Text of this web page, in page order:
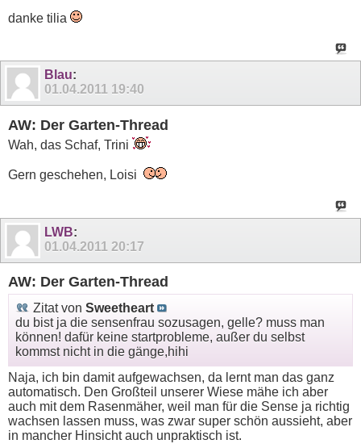
danke tilia
Blau:
01.04.2011 19:40
AW: Der Garten-Thread
Wah, das Schaf, Trini
Gern geschehen, Loisi
LWB:
01.04.2011 20:17
AW: Der Garten-Thread
Zitat von Sweetheart
du bist ja die sensenfrau sozusagen, gelle? muss man
können! dafür keine startprobleme, außer du selbst
kommst nicht in die gänge,hihi
Naja, ich bin damit aufgewachsen, da lernt man das ganz
automatisch. Den Großteil unserer Wiese mähe ich aber
auch mit dem Rasenmäher, weil man für die Sense ja richtig
wachsen lassen muss, was zwar super schön aussieht, aber
in mancher Hinsicht auch unpraktisch ist.